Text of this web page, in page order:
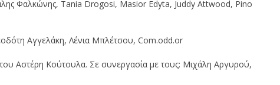
Φαλκώνης, Tania Drogosi, Masior Edyta, Juddy Attwood, Pino
Αγγελάκη, Λένια Μπλέτσου, Com.odd.or
Αστέρη Κούτουλα. Σε συνεργασία με τους: Μιχάλη Αργυρού,